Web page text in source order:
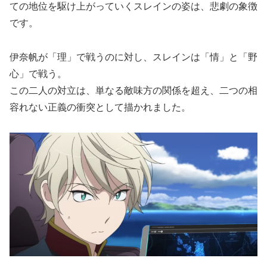
ての地位を駆け上がっていくスレインの姿は、悲劇の象徴
です。
伊奈帆が「理」で戦うのに対し、スレインは「情」と「野
心」で戦う。
この二人の対立は、単なる敵味方の関係を超え、二つの相
容れない正義の衝突として描かれました。